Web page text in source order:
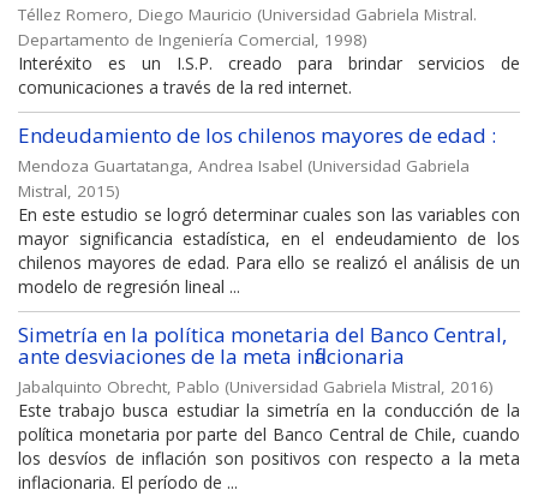
Téllez Romero, Diego Mauricio (Universidad Gabriela Mistral.
Departamento de Ingeniería Comercial, 1998)
Interéxito es un I.S.P. creado para brindar servicios de
comunicaciones a través de la red internet.
Endeudamiento de los chilenos mayores de edad :
Mendoza Guartatanga, Andrea Isabel (Universidad Gabriela
Mistral, 2015)
En este estudio se logró determinar cuales son las variables con
mayor significancia estadística, en el endeudamiento de los
chilenos mayores de edad. Para ello se realizó el análisis de un
modelo de regresión lineal ...
Simetría en la política monetaria del Banco Central,
ante desviaciones de la meta inflacionaria
Jabalquinto Obrecht, Pablo (Universidad Gabriela Mistral, 2016)
Este trabajo busca estudiar la simetría en la conducción de la
política monetaria por parte del Banco Central de Chile, cuando
los desvíos de inflación son positivos con respecto a la meta
inflacionaria. El período de ...